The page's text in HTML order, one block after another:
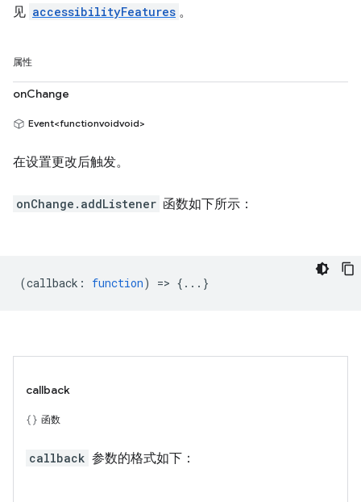
见 accessibilityFeatures 。
属性
onChange
Event<functionvoidvoid>
在设置更改后触发。
onChange.addListener 函数如下所示：
(callback : function) => {...}
callback
函数
callback 参数的格式如下：